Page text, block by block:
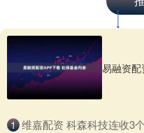
易融资配
1 维嘉配资 科森科技连收3